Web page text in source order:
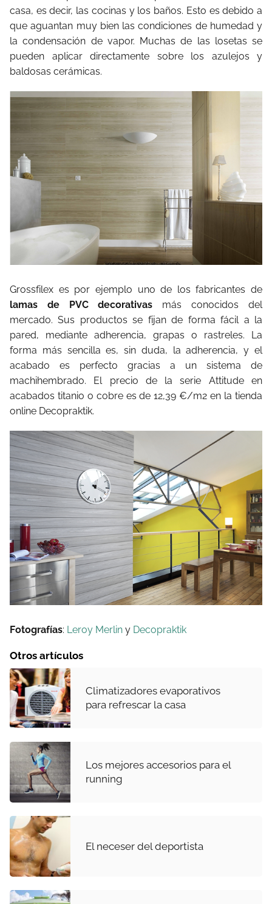
casa, es decir, las cocinas y los baños. Esto es debido a
que aguantan muy bien las condiciones de humedad y
la condensación de vapor. Muchas de las losetas se
pueden aplicar directamente sobre los azulejos y
baldosas cerámicas.
Grossfilex es por ejemplo uno de los fabricantes de
lamas de PVC decorativas más conocidos del
mercado. Sus productos se fijan de forma fácil a la
pared, mediante adherencia, grapas o rastreles. La
forma más sencilla es, sin duda, la adherencia, y el
acabado es perfecto gracias a un sistema de
machihembrado. El precio de la serie Attitude en
acabados titanio o cobre es de 12,39 €/m2 en la tienda
online Decopraktik.
Fotografías: Leroy Merlin y Decopraktik
Otros artículos
Climatizadores evaporativos
para refrescar la casa
Los mejores accesorios para el
running
El neceser del deportista